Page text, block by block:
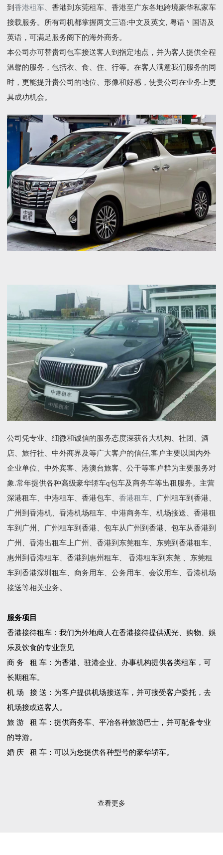
到 香港租车、香港到东莞租车、香港至广东各地跨境豪华私家车
接载服务。所有司机都掌握两文三语:中文及英文, 粤语丶国语及
英语，可满足服务阁下的海外商务。
本公司亦可替贵司包车接送客人到指定地点，并为客人提供全程
温馨的服务，包括衣、食、住、行等。在客人满意我们服务的同
时，更能提升贵公司的地位、形像和好感，使贵公司在业务上更
具成功机会。
公司凭专业、细微和诚信的服务态度深获各大机构、社团、酒
店、旅行社、中外商界及等广大客户的信任,客户主要以国内外
企业单位、中外宾客、港澳台旅客、公干等客户群为主要服务对
象.常年提供各种高级豪华轿车q包车及商务车等出租服务。主营
深港租车、中港租车、香港包车、 香港租车、广州租车到香港、
广州到香港机、香港机场租车、中港商务车、机场接送、香港租
车到广州、广州租车到香港、包车从广州到香港、包车从香港到
广州、香港出租车上广州、香港到东莞租车、东莞到香港租车、
惠州到香港租车、香港到惠州租车、 香港租车到东莞 、东莞租
车到香港深圳租车、商务用车、公务用车、会议用车、香港机场
接送等相关业务。
服务项目
香港接待租车：我们为外地商人在香港接待提供观光、购物、娛
乐及饮食的专业意见
商 务 租 车：为香港、驻港企业、办事机构提供各类租车，可
长期租车。
机 场 接 送：为客户提供机场接送车，并可接受客户委托，去
机场接或送客人。
旅 游 租 车：提供商务车、平冶各种旅游巴士，并可配备专业
的导游。
婚 庆 租 车：可以为您提供各种型号的豪华轿车。
查看更多